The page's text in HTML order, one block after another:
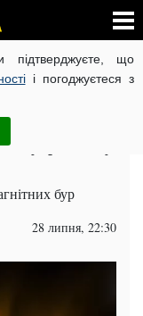
підтверджуєте, що
і погоджуєтеся з
В УКРАЇНІ
НА РУССКОМ
українців у
бур
28 липня, 22:30